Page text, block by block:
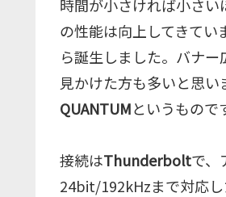
時間が小さければ小さ
の性能は向上してきてい
ら誕生しました。バナー
見かけた方も多いと思い
QUANTUMというもので
接続はThunderboltで、
24bit/192kHzまで対応し